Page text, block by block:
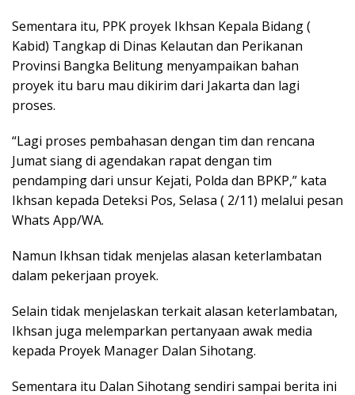
Sementara itu, PPK proyek Ikhsan Kepala Bidang (
Kabid) Tangkap di Dinas Kelautan dan Perikanan
Provinsi Bangka Belitung menyampaikan bahan
proyek itu baru mau dikirim dari Jakarta dan lagi
proses.
“Lagi proses pembahasan dengan tim dan rencana
Jumat siang di agendakan rapat dengan tim
pendamping dari unsur Kejati, Polda dan BPKP,” kata
Ikhsan kepada Deteksi Pos, Selasa ( 2/11) melalui pesan
Whats App/WA.
Namun Ikhsan tidak menjelas alasan keterlambatan
dalam pekerjaan proyek.
Selain tidak menjelaskan terkait alasan keterlambatan,
Ikhsan juga melemparkan pertanyaan awak media
kepada Proyek Manager Dalan Sihotang.
Sementara itu Dalan Sihotang sendiri sampai berita ini